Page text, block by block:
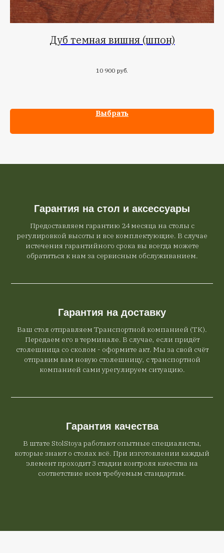
Дуб темная вишня (шпон)
10 900 руб.
Выбрать
Гарантия на стол и аксессуары
Предоставляем гарантию 24 месяца на столы с
регулировкой высоты и все комплектующие. В случае
истечения гарантийного срока вы всегда можете
обратиться к нам за сервисным обслуживанием.
Гарантия на доставку
Ваш стол отправляем Транспортной компанией (ТК).
Передаем его в терминале. В случае, если придёт
столешница со сколом - оформите акт. Мы за свой счёт
отправим вам новую столешницу, с транспортной
компанией сами урегулируем ситуацию.
Гарантия качества
В штате StolStoya работают опытные специалисты,
которые знают о столах всё. При изготовлении каждый
элемент проходит 3 стадии контроля качества на
соответствие всем требуемым стандартам.